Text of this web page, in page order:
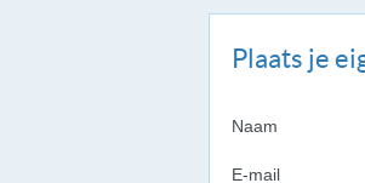
Plaats je
Naam
E-mail